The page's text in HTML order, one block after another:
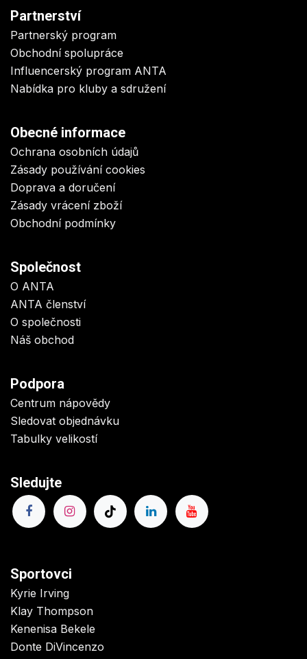
Partnerství
Partnerský program
Obchodní spolupráce
Influencerský program ANTA
Nabídka pro kluby a sdružení
Obecné informace
Ochrana osobních údajů
Zásady používání cookies
Doprava a doručení
Zásady vrácení zboží
Obchodní podmínky
Společnost
O ANTA
ANTA členství
O společnosti
Náš obchod
Podpora
Centrum nápovědy
Sledovat objednávku
Tabulky velikostí
Sledujte
Sportovci
Kyrie Irving
Klay Thompson
Kenenisa Bekele
Donte DiVincenzo